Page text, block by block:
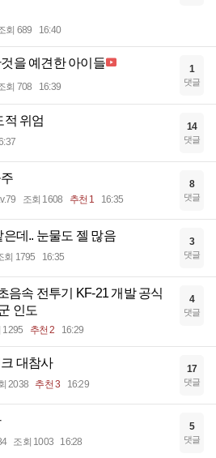
회 689 16:40
을 예견한 아이들
회 708 16:39
1
댓글
적 위엄 14
댓글
조회 1608 추천 1 16:35
8
댓글
은데.. 눈물도 젤 많음
회 1795 16:35
3
댓글
음속 전투기 KF-21 개발 공식
인도
1295 추천 2 16:29
4
댓글
대참사
2038 추천 3 16:29
17
댓글
조회 1003 16:28
5
댓글